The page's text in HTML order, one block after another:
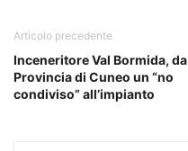
Articolo precedente
Inceneritore Val Bormida, da
Provincia di Cuneo un “no
condiviso” all’impianto